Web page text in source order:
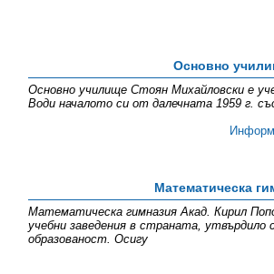
Основно
Основно училище Стоян Михайловски е
Води началото си от далечната 1959 г.
Математическа
Математическа гимназия Акад. Кирил
учебни заведения в страната,
образованост. Осигу